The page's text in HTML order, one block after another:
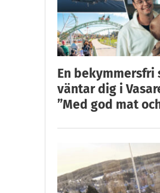
En bekymmersfri
väntar dig i
”Med god mat